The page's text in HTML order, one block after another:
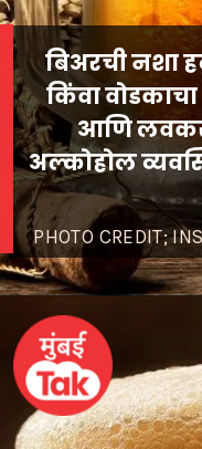
PHOTO CREDIT;
बिअरची नशा
किंवा
आणि लवकर
अल्कोहोल